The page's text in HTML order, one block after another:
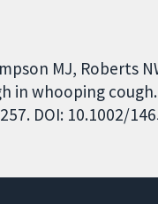
MJ, Roberts
whooping
DOI: 10.1002/